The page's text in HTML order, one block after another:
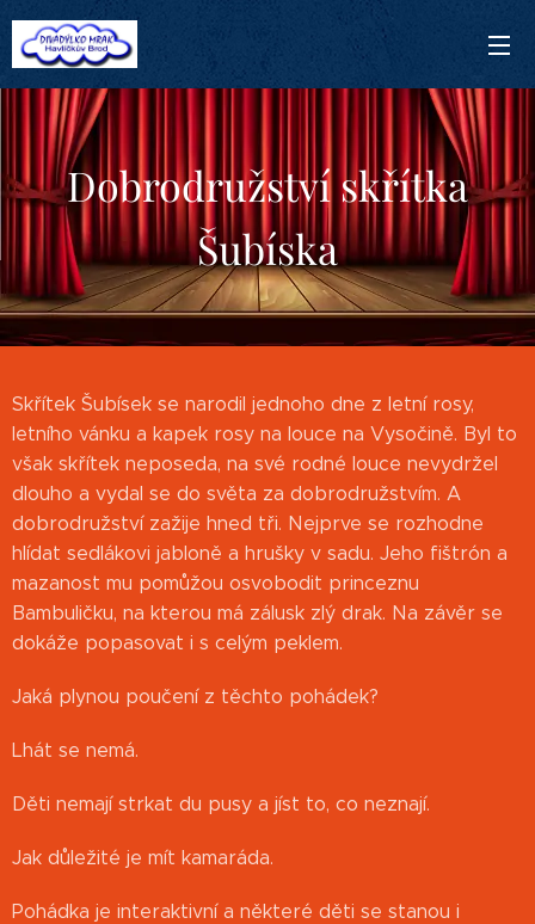
Dobrodružství skřítka
Šubíska
Skřítek Šubísek se narodil jednoho dne z letní rosy,
letního vánku a kapek rosy na louce na Vysočině. Byl to
však skřítek neposeda, na své rodné louce nevydržel
dlouho a vydal se do světa za dobrodružstvím. A
dobrodružství zažije hned tři. Nejprve se rozhodne
hlídat sedlákovi jabloně a hrušky v sadu. Jeho fištrón a
mazanost mu pomůžou osvobodit princeznu
Bambuličku, na kterou má zálusk zlý drak. Na závěr se
dokáže popasovat i s celým peklem.
Jaká plynou poučení z těchto pohádek?
Lhát se nemá.
Děti nemají strkat du pusy a jíst to, co neznají.
Jak důležité je mít kamaráda.
Pohádka je interaktivní a některé děti se stanou i